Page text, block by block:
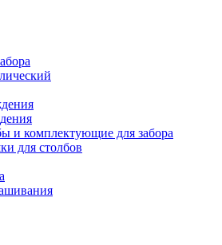
и комплектующие для забора
для столбов